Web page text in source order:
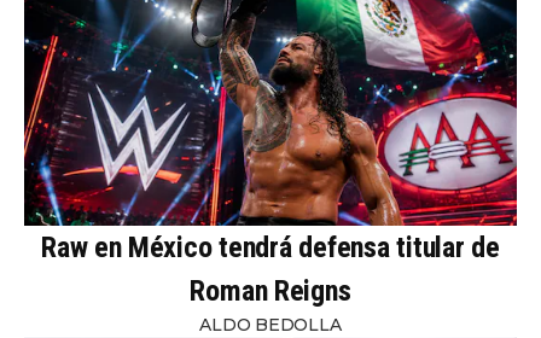
Raw en México tendrá defensa titular de
Roman Reigns
ALDO BEDOLLA